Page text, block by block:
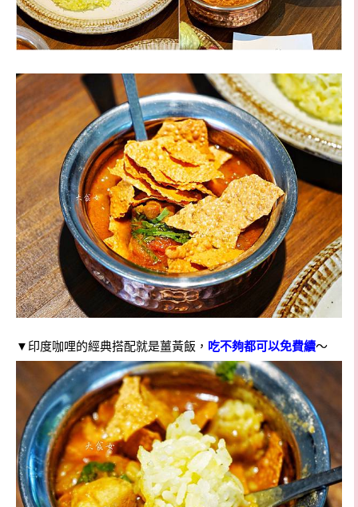
▼印度咖哩的經典搭配就是薑黃飯， 吃不夠都可以免費續～